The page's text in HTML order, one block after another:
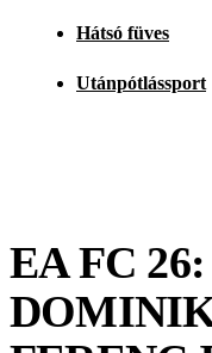
Hátsó füves
Utánpótlássport
EA FC